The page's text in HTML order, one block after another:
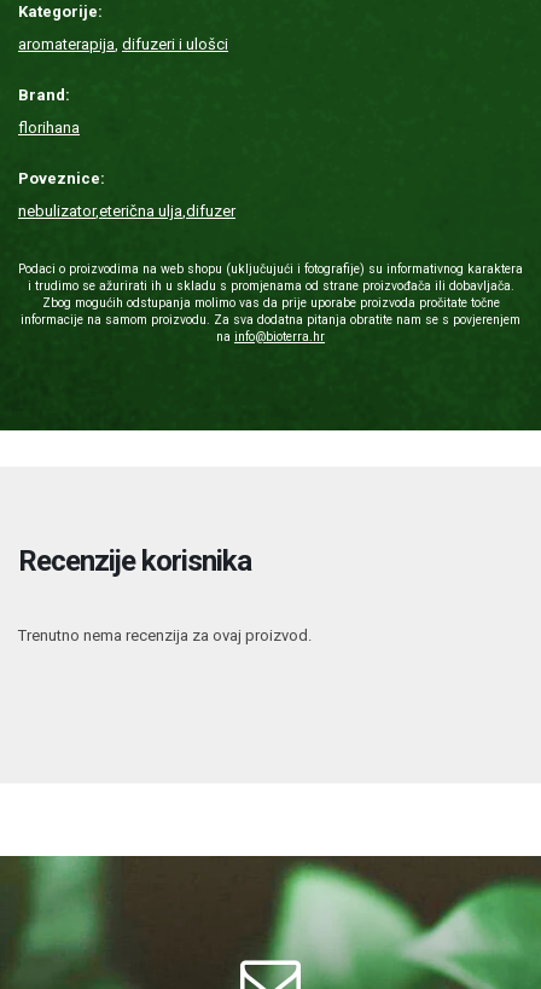
Kategorije:
aromaterapija, difuzeri i ulošci
Brand:
florihana
Poveznice:
nebulizator,eterična ulja,difuzer
Podaci o proizvodima na web shopu (uključujući i fotografije) su informativnog karaktera
i trudimo se ažurirati ih u skladu s promjenama od strane proizvođača ili dobavljača.
Zbog mogućih odstupanja molimo vas da prije uporabe proizvoda pročitate točne
informacije na samom proizvodu. Za sva dodatna pitanja obratite nam se s povjerenjem
na info@bioterra.hr
Recenzije korisnika
Trenutno nema recenzija za ovaj proizvod.